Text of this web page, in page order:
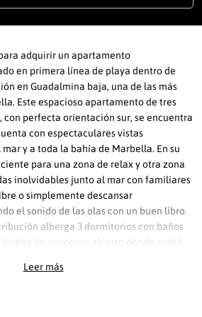
adquirir un apartamento
en primera línea de playa dentro de
en Guadalmina baja, una de las más
Este espacioso apartamento de tres
con perfecta orientación sur, se encuentra
con espectaculares vistas
y a toda la bahía de Marbella. En su
para una zona de relax y otra zona
inolvidables junto al mar con familiares
o simplemente descansar
el sonido de las olas con un buen libro.
alberga 3 dormitorios con baños
diseño de concepto abierto donde podrá
o disfruta de una copa de vino con
Leer más